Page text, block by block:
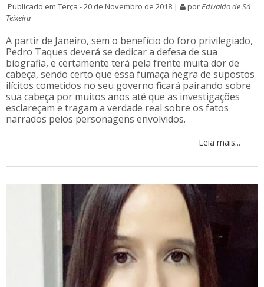
Publicado em Terça - 20 de Novembro de 2018 | porEdivaldo de Sá
Teixeira
A partir de Janeiro, sem o benefício do foro privilegiado,
Pedro Taques deverá se dedicar a defesa de sua
biografia, e certamente terá pela frente muita dor de
cabeça, sendo certo que essa fumaça negra de supostos
ilícitos cometidos no seu governo ficará pairando sobre
sua cabeça por muitos anos até que as investigações
esclareçam e tragam a verdade real sobre os fatos
narrados pelos personagens envolvidos.
Leia mais...